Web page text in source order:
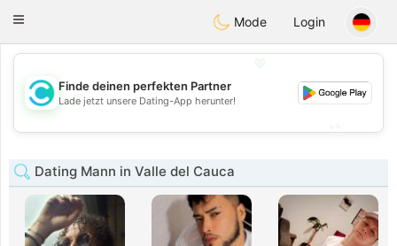
olombiaCitas
Toggle
Mode Login
💖
💕
Finde deinen perfekten Partner
Lade jetzt unsere Dating-App herunter!
Dating Mann in Valle del Cauca